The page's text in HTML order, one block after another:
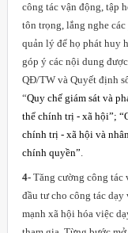
công tác vận động, tập
tôn trọng, lắng nghe
quản lý để họ phát huy
góp ý các nội dung
QĐ/TW và Quyết định
“Quy chế giám sát và
thể chính trị - xã hội”;
chính trị - xã hội và
chính quyền”.
4- Tăng cường công tác
đầu tư cho công tác
mạnh xã hội hóa việc